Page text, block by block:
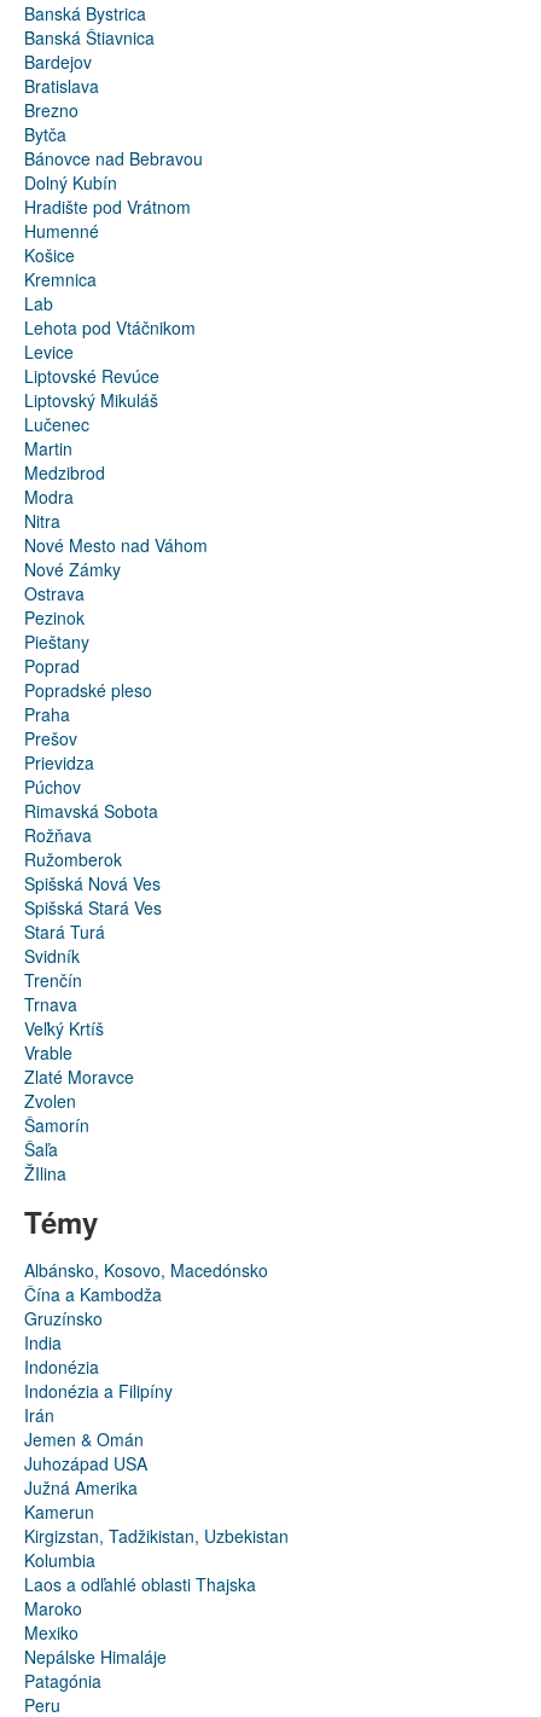
Banská Bystrica
Banská Štiavnica
Bardejov
Bratislava
Brezno
Bytča
Bánovce nad Bebravou
Dolný Kubín
Hradište pod Vrátnom
Humenné
Košice
Kremnica
Lab
Lehota pod Vtáčnikom
Levice
Liptovské Revúce
Liptovský Mikuláš
Lučenec
Martin
Medzibrod
Modra
Nitra
Nové Mesto nad Váhom
Nové Zámky
Ostrava
Pezinok
Pieštany
Poprad
Popradské pleso
Praha
Prešov
Prievidza
Púchov
Rimavská Sobota
Rožňava
Ružomberok
Spišská Nová Ves
Spišská Stará Ves
Stará Turá
Svidník
Trenčín
Trnava
Veľký Krtíš
Vrable
Zlaté Moravce
Zvolen
Šamorín
Šaľa
ŽIlina
Témy
Albánsko, Kosovo, Macedónsko
Čína a Kambodža
Gruzínsko
India
Indonézia
Indonézia a Filipíny
Irán
Jemen & Omán
Juhozápad USA
Južná Amerika
Kamerun
Kirgizstan, Tadžikistan, Uzbekistan
Kolumbia
Laos a odľahlé oblasti Thajska
Maroko
Mexiko
Nepálske Himaláje
Patagónia
Peru